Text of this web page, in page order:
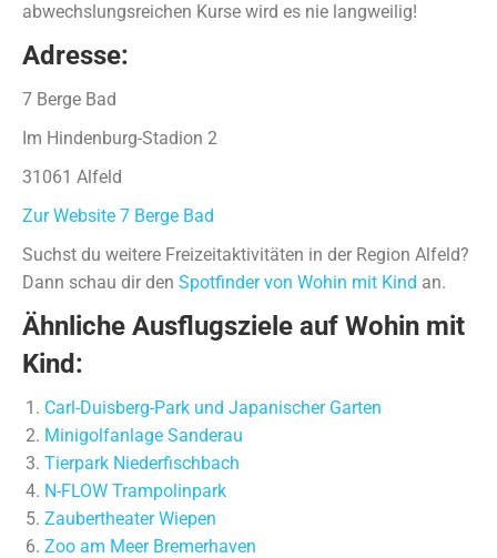
abwechslungsreichen Kurse wird es nie langweilig!
Adresse:
7 Berge Bad
Im Hindenburg-Stadion 2
31061 Alfeld
Zur Website 7 Berge Bad
Suchst du weitere Freizeitaktivitäten in der Region Alfeld?
Dann schau dir den Spotfinder von Wohin mit Kind an.
Ähnliche Ausflugsziele auf Wohin mit
Kind:
Carl-Duisberg-Park und Japanischer Garten
Minigolfanlage Sanderau
Tierpark Niederfischbach
N-FLOW Trampolinpark
Zaubertheater Wiepen
Zoo am Meer Bremerhaven